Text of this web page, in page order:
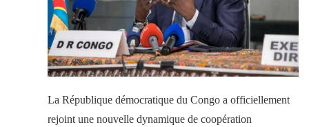
La République démocratique du Congo a officiellement
rejoint une nouvelle dynamique de coopération